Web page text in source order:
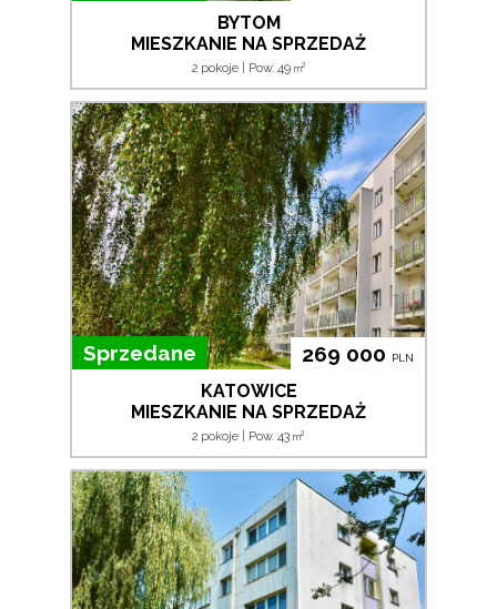
BYTOM
MIESZKANIE NA SPRZEDAŻ
2 pokoje | Pow. 49 m2
Sprzedane 269 000 PLN
KATOWICE
MIESZKANIE NA SPRZEDAŻ
2 pokoje | Pow. 43 m2